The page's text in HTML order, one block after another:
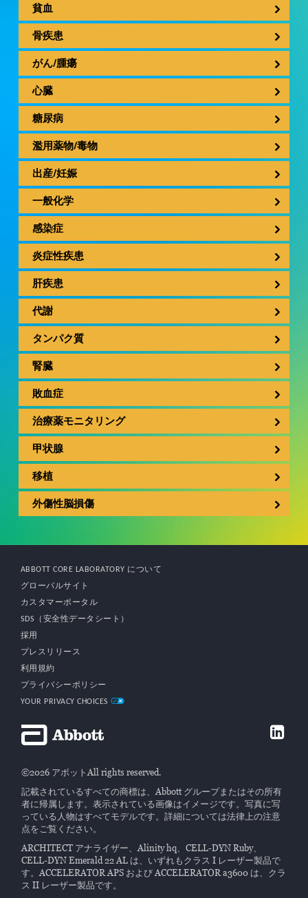
貧血
骨疾患
がん/腫瘍
心臓
糖尿病
濫用薬物/毒物
出産/妊娠
一般化学
感染症
炎症性疾患
肝疾患
代謝
タンパク質
腎臓
敗血症
治療薬モニタリング
甲状腺
移植
外傷性脳損傷
ABBOTT CORE LABORATORY について
グローバルサイト
カスタマーポータル
SDS（安全性データシート）
採用
プレスリリース
利用規約
プライバシーポリシー
YOUR PRIVACY CHOICES
©2026 アボットAll rights reserved.
記載されているすべての商標は、Abbott グループまたはその所有
者に帰属します。表示されている画像はイメージです。写真に写
っている人物はすべてモデルです。詳細については法律上の注意
点をご覧ください。
ARCHITECT アナライザー、Alinity hq、CELL-DYN Ruby、
CELL-DYN Emerald 22 AL は、いずれもクラス I レーザー製品で
す。ACCELERATOR APS および ACCELERATOR a3600 は、クラ
ス II レーザー製品です。